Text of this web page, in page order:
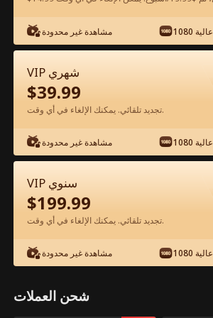
شاهد مجانًا في التطبيق
الحلقة 68 - النهوض بعد فقدان كل شيء
الفيلم كامل
1-50 51-100
68 69 70 71
مشاهدة غير محدودة
VIP شهري
$39.99
تجديد تلقائي. يمكنك الإلغاء في أي وقت.
مشاهدة غير محدودة
VIP سنوي
$199.99
تجديد تلقائي. يمكنك الإلغاء في أي وقت.
مشاهدة غير محدودة
شحن العملات